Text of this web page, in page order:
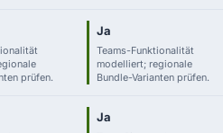
prüfen.
Ja
Teams-Funktionalität
modelliert; regionale
Bundle-Varianten prüfen.
Ja